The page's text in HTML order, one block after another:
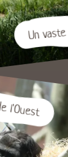
Un
l'Ouest